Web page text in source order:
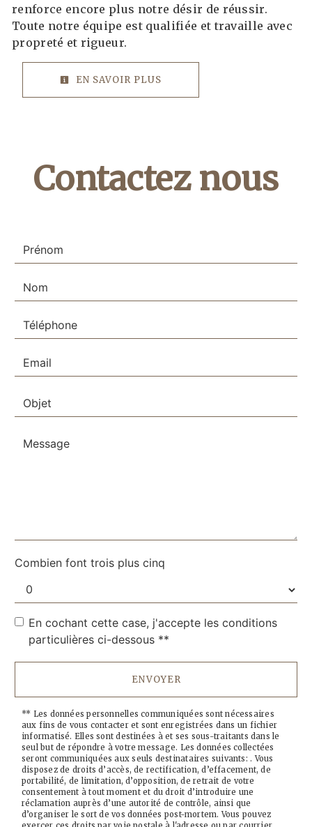
renforce encore plus notre désir de réussir.
Toute notre équipe est qualifiée et travaille avec
propreté et rigueur.
EN SAVOIR PLUS
Contactez nous
Combien font trois plus cinq
En cochant cette case, j'accepte les conditions
particulières ci-dessous **
ENVOYER
** Les données personnelles communiquées sont nécessaires
aux fins de vous contacter et sont enregistrées dans un fichier
informatisé. Elles sont destinées à et ses sous-traitants dans le
seul but de répondre à votre message. Les données collectées
seront communiquées aux seuls destinataires suivants: . Vous
disposez de droits d’accès, de rectification, d’effacement, de
portabilité, de limitation, d’opposition, de retrait de votre
consentement à tout moment et du droit d’introduire une
réclamation auprès d’une autorité de contrôle, ainsi que
d’organiser le sort de vos données post-mortem. Vous pouvez